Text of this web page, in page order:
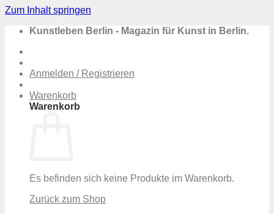
Zum Inhalt springen
Kunstleben Berlin - Magazin für Kunst in Berlin.
Anmelden / Registrieren
Warenkorb
Warenkorb
Es befinden sich keine Produkte im Warenkorb.
Zurück zum Shop